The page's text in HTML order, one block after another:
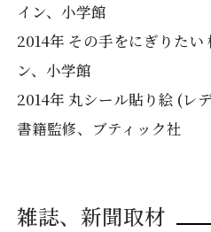
イン、小学館
2014年 その手をにぎりた
ン、小学館
2014年 丸シール貼り絵 (レ
書籍監修、ブティック社
雑誌、新聞取材